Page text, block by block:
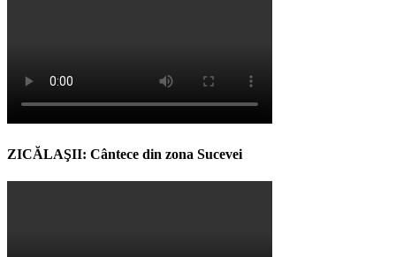
ZICĂLAŞII: Cântece din zona Sucevei